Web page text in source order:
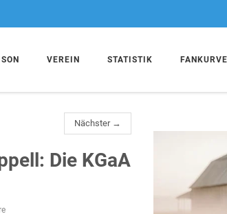
VEREIN STATISTIK FANKURVE
Nächster →
Die KGaA